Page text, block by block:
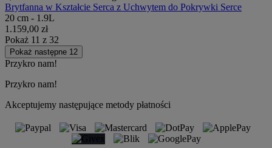
Brytfanna w Kształcie Serca z Uchwytem do Pokrywki Serce
20 cm - 1.9L
1.159,00 zł
Pokaż 11 z 32
Pokaż następne 12
Przykro nam!
Przykro nam!
Akceptujemy następujące metody płatności